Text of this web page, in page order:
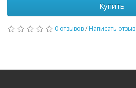
Купить
0 отзывов/ Написать отзыв